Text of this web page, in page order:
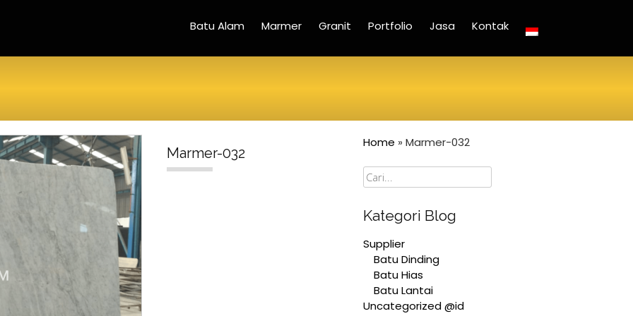
Batu Alam Marmer Granit Portfolio Jasa Kontak
Marmer-032
Home » Marmer-032
Cari
Kategori Blog
Supplier
Batu Dinding
Batu Hias
Batu Lantai
Uncategorized @id